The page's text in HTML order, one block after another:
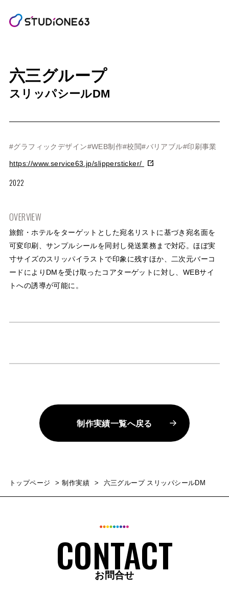
六三グループ
スリッパシールDM
#グラフィックデザイン#WEB制作#校閲#バリアブル#印刷事業
https://www.service63.jp/slippersticker/
2022
OVERVIEW
旅館・ホテルをターゲットとした宛名リストに基づき宛名面を
可変印刷、サンプルシールを同封し発送業務まで対応。ほぼ実
寸サイズのスリッパイラストで印象に残すほか、二次元バーコ
ードによりDMを受け取ったコアターゲットに対し、WEBサイ
トへの誘導が可能に。
制作実績一覧へ戻る
トップページ 制作実績 六三グループ スリッパシールDM
お問合せ